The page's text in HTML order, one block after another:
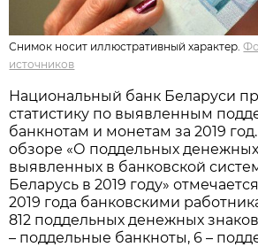
Снимок носит иллюстративный характер.
источников
Национальный банк Беларуси
статистику по выявленным
банкнотам и монетам за 2019
обзоре «О поддельных денежных
выявленных в банковской
Беларусь в 2019 году»
2019 года банковскими
812 поддельных денежных
– поддельные банкноты, 6 –